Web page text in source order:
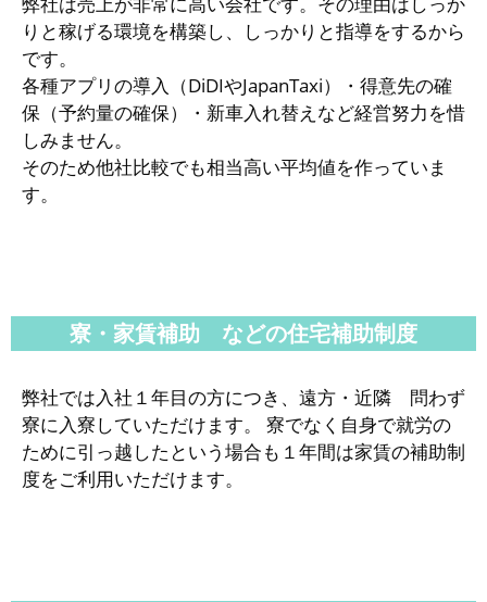
りと稼げる環境を構築し、しっかりと指導をするから
です。
各種アプリの導入（DiDIやJapanTaxi）・得意先の確
保（予約量の確保）・新車入れ替えなど経営努力を惜
しみません。
そのため他社比較でも相当高い平均値を作っていま
す。
寮・家賃補助 などの住宅補助制度
弊社では入社１年目の方につき、遠方・近隣 問わず
寮に入寮していただけます。 寮でなく自身で就労の
ために引っ越したという場合も１年間は家賃の補助制
度をご利用いただけます。